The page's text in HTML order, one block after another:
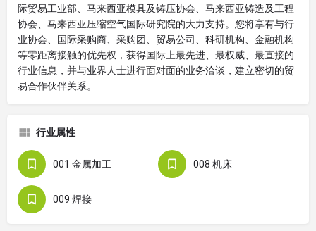
际贸易工业部、马来西亚模具及铸压协会、马来西亚铸造及工程
协会、马来西亚压缩空气国际研究院的大力支持。您将享有与行
业协会、国际采购商、采购团、贸易公司、科研机构、金融机构
等零距离接触的优先权，获得国际上最先进、最权威、最直接的
行业信息，并与业界人士进行面对面的业务洽谈，建立密切的贸
易合作伙伴关系。
行业属性
001 金属加工 008 机床
009 焊接